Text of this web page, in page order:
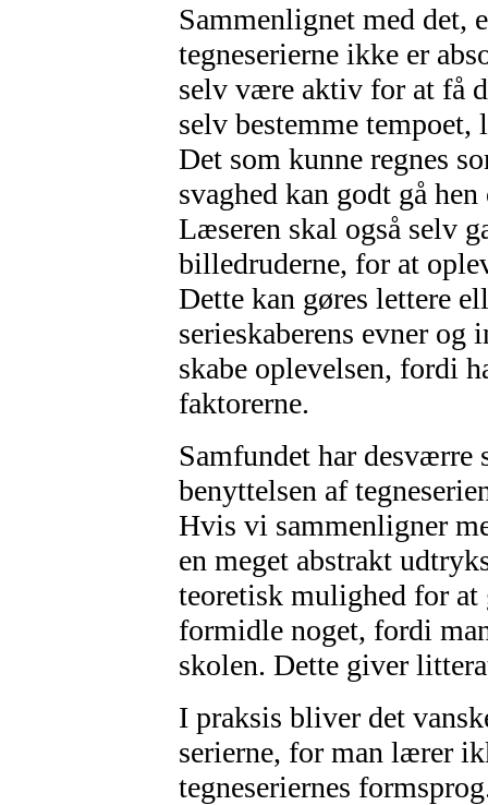
Sammenlignet med det,
tegneserierne ikke er
selv være aktiv for at få
selv bestemme
Det som kunne regnes
svaghed kan godt gå
Læseren skal også selv
billedruderne, for at
Dette kan gøres lettere
serieskaberens evner
skabe oplevelsen, fordi
faktorerne.
Samfundet har
benyttelsen af
Hvis vi sammenligner
en meget abstrakt
teoretisk mulighed for
formidle noget, fordi
skolen. Dette giver
I praksis bliver det
serierne, for man lærer
tegneseriernes